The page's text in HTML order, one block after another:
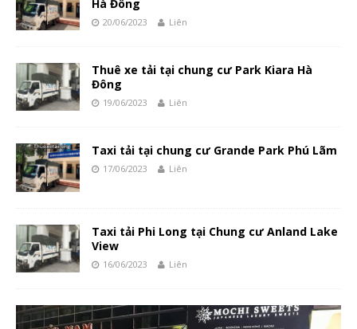
Hà Đông
20/06/2023 Liên
Thuê xe tải tại chung cư Park Kiara Hà
Đông
19/06/2023 Liên
Taxi tải tại chung cư Grande Park Phú Lãm
17/06/2023 Liên
Taxi tải Phi Long tại Chung cư Anland Lake
View
16/06/2023 Liên